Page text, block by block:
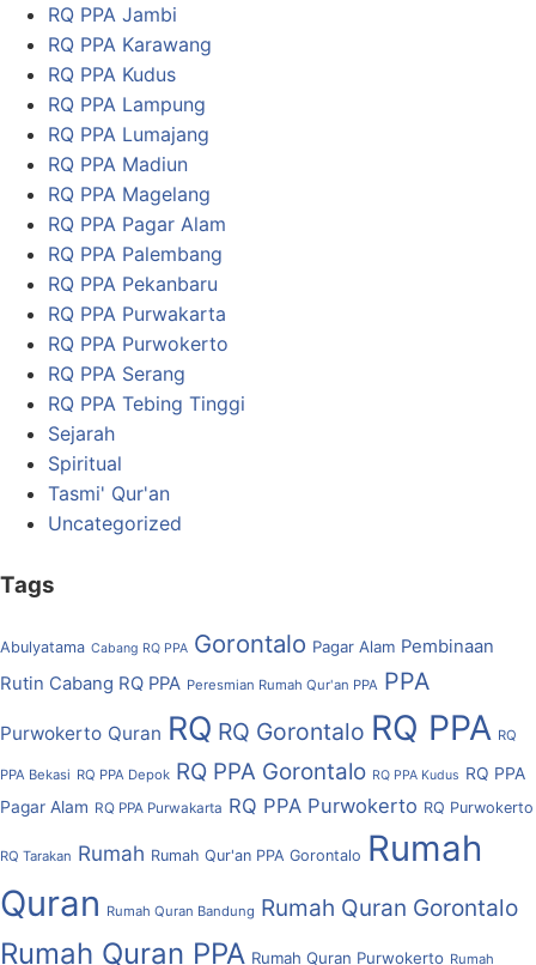
RQ PPA Jambi
RQ PPA Karawang
RQ PPA Kudus
RQ PPA Lampung
RQ PPA Lumajang
RQ PPA Madiun
RQ PPA Magelang
RQ PPA Pagar Alam
RQ PPA Palembang
RQ PPA Pekanbaru
RQ PPA Purwakarta
RQ PPA Purwokerto
RQ PPA Serang
RQ PPA Tebing Tinggi
Sejarah
Spiritual
Tasmi' Qur'an
Uncategorized
Tags
Abulyatama Cabang RQ PPA Gorontalo Pagar Alam Pembinaan
Rutin Cabang RQ PPA Peresmian Rumah Qur'an PPA PPA
Purwokerto Quran RQ RQ Gorontalo RQ PPA RQ
PPA Bekasi RQ PPA Depok RQ PPA Gorontalo RQ PPA Kudus RQ PPA
Pagar Alam RQ PPA Purwakarta RQ PPA Purwokerto RQ Purwokerto
RQ Tarakan Rumah Rumah Qur'an PPA Gorontalo Rumah
Quran Rumah Quran Bandung Rumah Quran Gorontalo
Rumah Quran PPA Rumah Quran Purwokerto Rumah